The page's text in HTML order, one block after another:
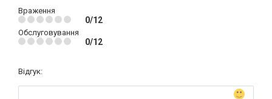
Враження
0/12
Обслуговування
0/12
Відгук: